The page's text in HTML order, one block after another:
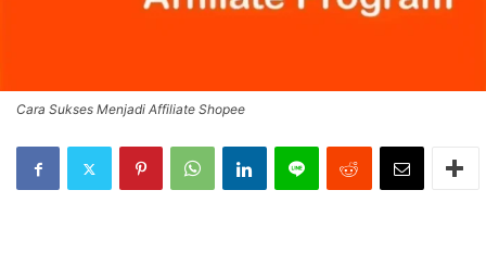
Cara Sukses Menjadi Affiliate Shopee